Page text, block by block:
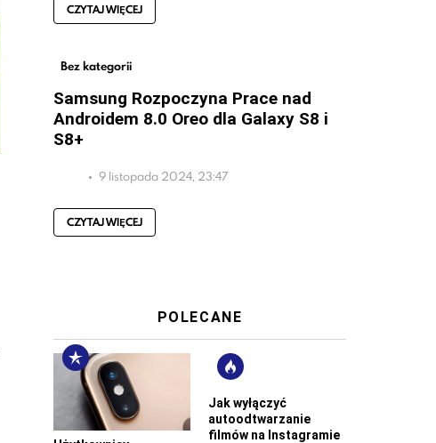
CZYTAJ WIĘCEJ
Bez kategorii
Samsung Rozpoczyna Prace nad
Androidem 8.0 Oreo dla Galaxy S8 i
S8+
9 listopada 2024, 23:47
CZYTAJ WIĘCEJ
POLECANE
Jak wyłączyć
autoodtwarzanie
filmów na Instagramie